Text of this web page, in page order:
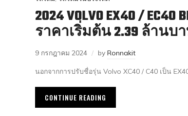
2024 VOLVO EX40 / EC40
ราคาเริ่มต้น 2.39 ล้านบ
9 กรกฎาคม 2024 by Ronnakit
นอกจากการปรับชื่อรุ่น Volvo XC40 / C40 เป็น
CONTINUE READING